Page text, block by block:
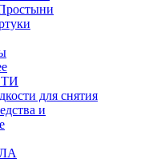
для снятия
и